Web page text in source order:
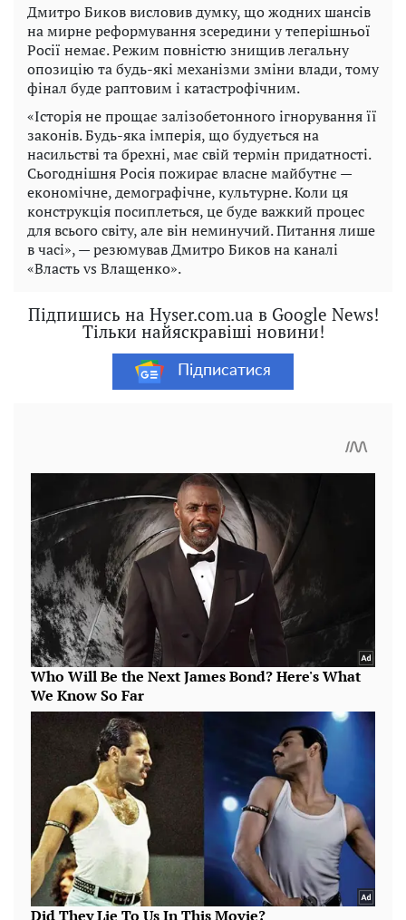
Дмитро Биков висловив думку, що жодних шансів
на мирне реформування зсередини у теперішньої
Росії немає. Режим повністю знищив легальну
опозицію та будь-які механізми зміни влади, тому
фінал буде раптовим і катастрофічним.
«Історія не прощає залізобетонного ігнорування її
законів. Будь-яка імперія, що будується на
насильстві та брехні, має свій термін придатності.
Сьогоднішня Росія пожирає власне майбутнє —
економічне, демографічне, культурне. Коли ця
конструкція посиплеться, це буде важкий процес
для всього світу, але він неминучий. Питання лише
в часі», — резюмував Дмитро Биков на каналі
«Власть vs Влащенко».
Підпишись на Hyser.com.ua в Google News!
Тільки найяскравіші новини!
Підписатися